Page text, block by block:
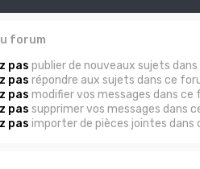
forum
pas publier de nouveaux sujets
pas répondre aux sujets dans ce
pas modifier vos messages dans ce
pas supprimer vos messages dans
pas importer de pièces jointes dans